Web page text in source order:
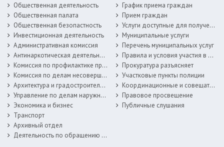
Общественная деятельность
Общественная палата
Общественная безопастность
Инвестиционная деятельность
Административная комиссия
Антинаркотическая деятельность
Комиссия по профилактике правонарушений
Комиссия по делам несовершеннолетних
Архитектура и градостроительство
Управление по делам наружной рекламы
Экономика и бизнес
Транспорт
Архивный отдел
Деятельность по обращению с животными без владельцев
График приема граждан
Прием граждан
Услуги доступные для получения в электронной форме
Муниципальные услуги
Перечень муниципальных услуг
Правила и условия участия в жилищных программах
Прокуратура разъясняет
Участковые пункты полиции
Координационные и совещательные органы
Правовое просвещение
Публичные слушания